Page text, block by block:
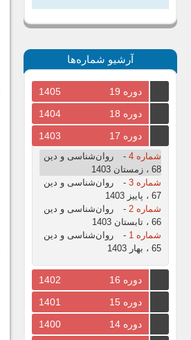
آرشیو شماره‌ها
دوره 19
1405
دوره 18
1404
دوره 17
1403
شماره 4 -
روان‌شناسی و دین
68 ، زمستان 1403
شماره 3
-
روان‌شناسی و دین
67 ، پاییز 1403
شماره 2
-
روان‌شناسی و دین
66 ، تابستان 1403
شماره 1
-
روان‌شناسی و دین
65 ، بهار 1403
دوره 16
1402
دوره 15
1401
دوره 14
1400